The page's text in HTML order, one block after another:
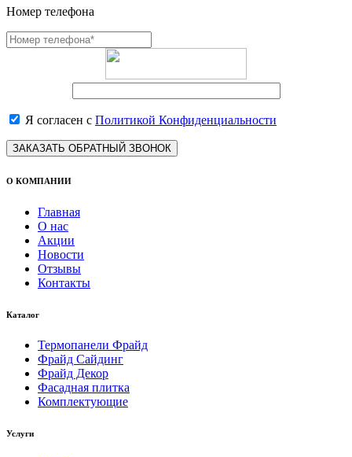
Номер телефона
Я согласен с Политикой Конфиденциальности
ЗАКАЗАТЬ ОБРАТНЫЙ ЗВОНОК
О КОМПАНИИ
Главная
О нас
Акции
Новости
Отзывы
Контакты
Каталог
Термопанели Фрайд
Фрайд Сайдинг
Фрайд Декор
Фасадная плитка
Комплектующие
Услуги